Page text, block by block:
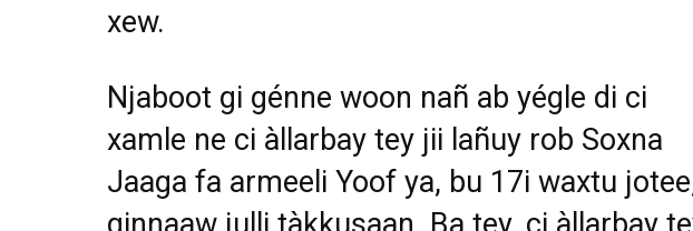
xew.
Njaboot gi génne woon nañ ab yégle di ci
xamle ne ci àllarbay tey jii lañuy rob Soxna
Jaaga fa armeeli Yoof ya, bu 17i waxtu